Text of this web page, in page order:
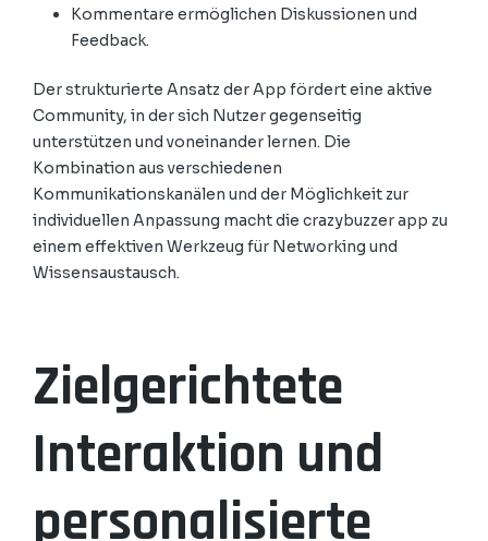
Kommentare ermöglichen Diskussionen und
Feedback.
Der strukturierte Ansatz der App fördert eine aktive
Community, in der sich Nutzer gegenseitig
unterstützen und voneinander lernen. Die
Kombination aus verschiedenen
Kommunikationskanälen und der Möglichkeit zur
individuellen Anpassung macht die crazybuzzer app zu
einem effektiven Werkzeug für Networking und
Wissensaustausch.
Zielgerichtete
Interaktion und
personalisierte